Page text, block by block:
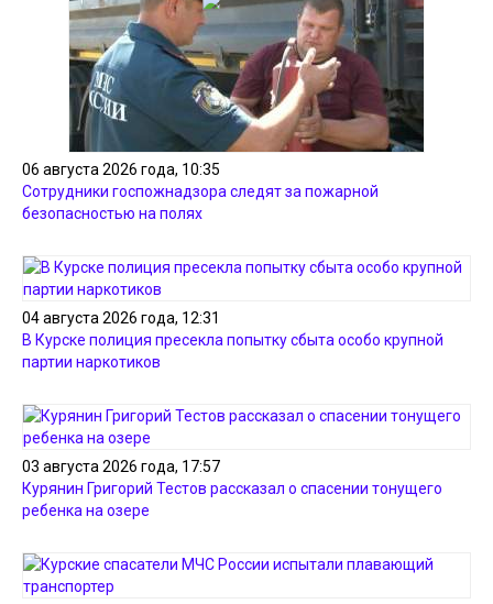
06 августа 2026 года, 10:35
Сотрудники госпожнадзора следят за пожарной
безопасностью на полях
04 августа 2026 года, 12:31
В Курске полиция пресекла попытку сбыта особо крупной
партии наркотиков
03 августа 2026 года, 17:57
Курянин Григорий Тестов рассказал о спасении тонущего
ребенка на озере